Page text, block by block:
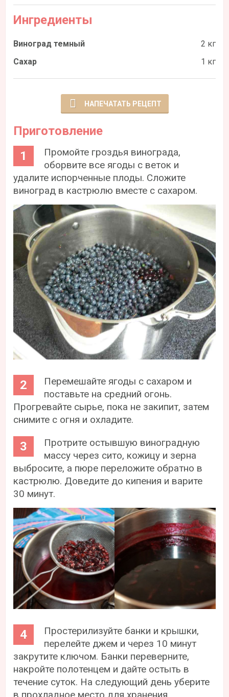
Ингредиенты
Виноград темный
2 кг
Сахар
1 кг
НАПЕЧАТАТЬ РЕЦЕПТ
Приготовление
Промойте гроздья винограда,
оборвите все ягоды с веток и
удалите испорченные плоды. Сложите
виноград в кастрюлю вместе с сахаром.
Перемешайте ягоды с сахаром и
поставьте на средний огонь.
Прогревайте сырье, пока не закипит, затем
снимите с огня и охладите.
Протрите остывшую виноградную
массу через сито, кожицу и зерна
выбросите, а пюре переложите обратно в
кастрюлю. Доведите до кипения и варите
30 минут.
Простерилизуйте банки и крышки,
перелейте джем и через 10 минут
закрутите ключом. Банки переверните,
накройте полотенцем и дайте остыть в
течение суток. На следующий день уберите
в прохладное место для хранения.